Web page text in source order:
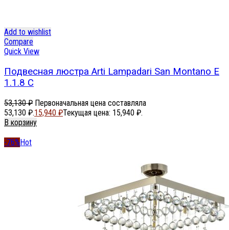
Add to wishlist
Compare
Quick View
Подвесная люстра Arti Lampadari San Montano E
1.1.8 C
53,130₽ Первоначальная цена составляла
53,130 ₽.15,940 ₽Текущая цена: 15,940 ₽.
В корзину
-76%Hot